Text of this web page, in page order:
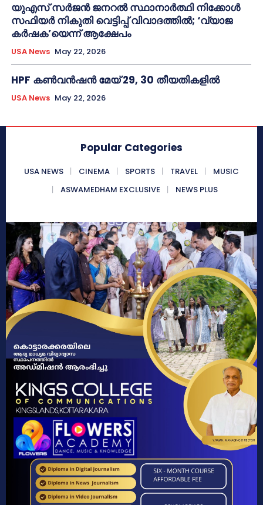
യുഎസ് സർജൻ ജനറൽ സ്ഥാനാർത്ഥി നിക്കോൾ
സഫിയർ നികുതി വെട്ടിപ്പ് വിവാദത്തിൽ; ‘വ്യാജ
കർഷക’യെന്ന് ആക്ഷേപം
USA News May 22, 2026
HPF കൺവൻഷൻ മേയ് 29, 30 തീയതികളിൽ
USA News May 22, 2026
Popular Categories
USA NEWS CINEMA SPORTS TRAVEL
MUSIC
ASWAMEDHAM EXCLUSIVE
NEWS PLUS